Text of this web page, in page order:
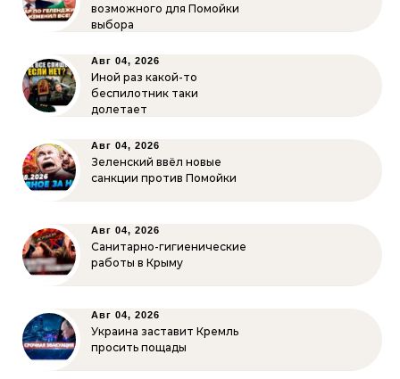
возможного для Помойки
выбора
Авг 04, 2026
Иной раз какой-то
беспилотник таки
долетает
Авг 04, 2026
Зеленский ввёл новые
санкции против Помойки
Авг 04, 2026
Санитарно-гигиенические
работы в Крыму
Авг 04, 2026
Украина заставит Кремль
просить пощады